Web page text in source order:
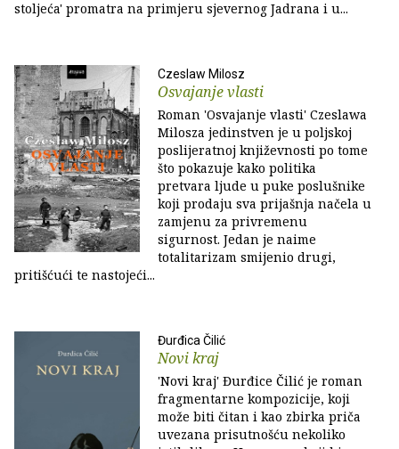
stoljeća' promatra na primjeru sjevernog Jadrana i u...
Czeslaw Milosz
Osvajanje vlasti
Roman 'Osvajanje vlasti' Czeslawa
Milosza jedinstven je u poljskoj
poslijeratnoj književnosti po tome
što pokazuje kako politika
pretvara ljude u puke poslušnike
koji prodaju sva prijašnja načela u
zamjenu za privremenu
sigurnost. Jedan je naime
totalitarizam smijenio drugi,
pritišćući te nastojeći...
Đurđica Čilić
Novi kraj
'Novi kraj' Đurđice Čilić je roman
fragmentarne kompozicije, koji
može biti čitan i kao zbirka priča
uvezana prisutnošću nekoliko